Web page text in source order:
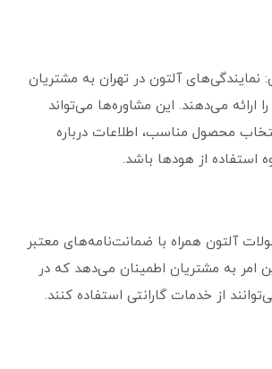
نمایندگی‌های آلتون در تهران به مشتریان
ارائه می‌دهند. این مشاوره‌ها می‌تواند
محصول مناسب، اطلاعات درباره
استفاده از هودها باشد.
آلتون همراه با ضمانت‌نامه‌های معتبر
امر به مشتریان اطمینان می‌دهد که در
از خدمات گارانتی استفاده کنند.